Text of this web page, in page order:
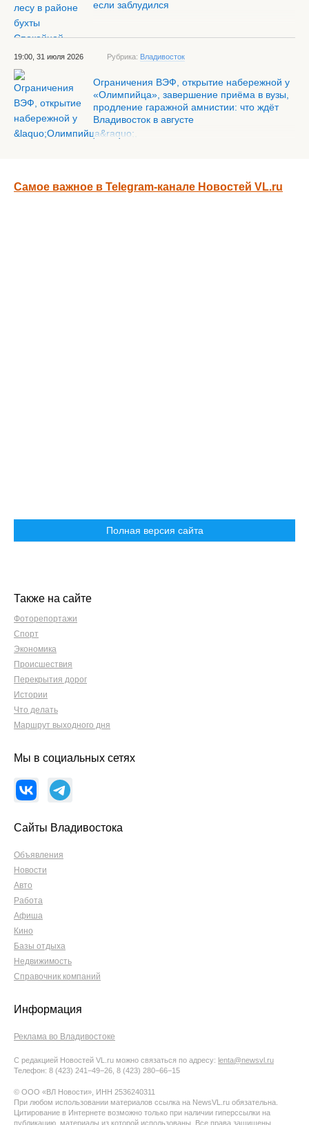
если заблудился
19:00, 31 июля 2026 Рубрика: Владивосток
Ограничения ВЭФ, открытие набережной у
«Олимпийца», завершение приёма в вузы,
продление гаражной амнистии: что ждёт
Владивосток в августе
Самое важное в Telegram-канале Новостей VL.ru
Полная версия сайта
Также на сайте
Фоторепортажи
Спорт
Экономика
Происшествия
Перекрытия дорог
Истории
Что делать
Маршрут выходного дня
Мы в социальных сетях
Сайты Владивостока
Объявления
Новости
Авто
Работа
Афиша
Кино
Базы отдыха
Недвижимость
Справочник компаний
Информация
Реклама во Владивостоке
С редакцией Новостей VL.ru можно связаться по адресу: lenta@newsvl.ru
Телефон: 8 (423) 241−49−26, 8 (423) 280−66−15
© ООО «ВЛ Новости», ИНН 2536240311
При любом использовании материалов ссылка на NewsVL.ru обязательна.
Цитирование в Интернете возможно только при наличии гиперссылки на
публикацию, материалы из которой использованы. Все права защищены.